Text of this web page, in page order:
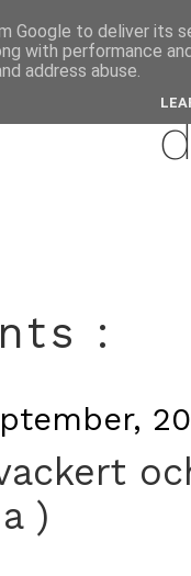
:
)
Google to deliver its
with performance
address abuse.